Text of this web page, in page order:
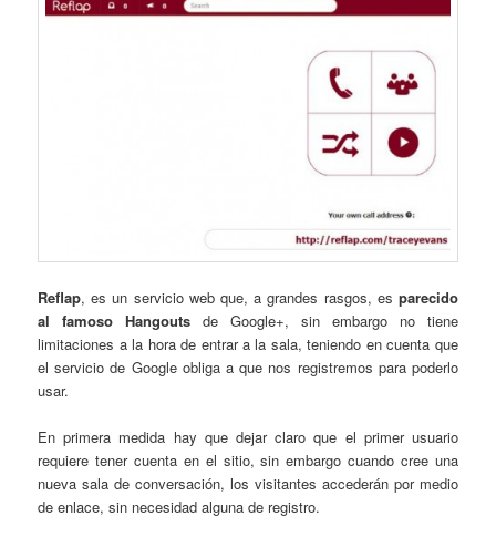
Reflap, es un servicio web que, a grandes rasgos, es parecido
al famoso Hangouts de Google+, sin embargo no tiene
limitaciones a la hora de entrar a la sala, teniendo en cuenta que
el servicio de Google obliga a que nos registremos para poderlo
usar.
En primera medida hay que dejar claro que el primer usuario
requiere tener cuenta en el sitio, sin embargo cuando cree una
nueva sala de conversación, los visitantes accederán por medio
de enlace, sin necesidad alguna de registro.